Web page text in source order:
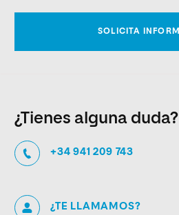
¿Tienes alguna duda?
+34 941 209 743
¿TE LLAMAMOS?